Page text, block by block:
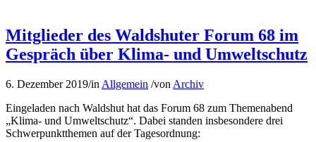
Mitglieder des Waldshuter Forum 68 im
Gespräch über Klima- und Umweltschutz
6. Dezember 2019/in Allgemein /von Archiv
Eingeladen nach Waldshut hat das Forum 68 zum Themenabend
„Klima- und Umweltschutz“. Dabei standen insbesondere drei
Schwerpunktthemen auf der Tagesordnung: